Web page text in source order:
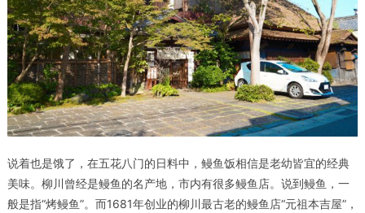
说着也是饿了，在五花八门的日料中，鳗鱼饭相信是老幼皆宜的经典
美味。柳川曾经是鳗鱼的名产地，市内有很多鳗鱼店。说到鳗鱼，一
般是指“烤鳗鱼”。而1681年创业的柳川最古老的鳗鱼店“元祖本吉屋”，